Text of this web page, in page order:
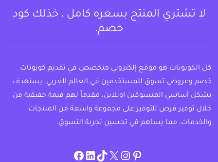
لا تشتري المنتج بسعره كامل ، خذلك كود
خصم.
كل الكوبونات هو موقع إلكتروني متخصص في تقديم كوبونات
خصم وعروض تسوق للمستخدمين في العالم العربي. يستهدف
بشكل أساسي المتسوقين اونلاين، مقدماً لهم قيمة حقيقية من
خلال توفير فرص للتوفير على مجموعة واسعة من المنتجات
والخدمات، مما يساهم في تحسين تجربة التسوق.
pinterest
allcouponat
twitter
TikTok
linkedin
facebook